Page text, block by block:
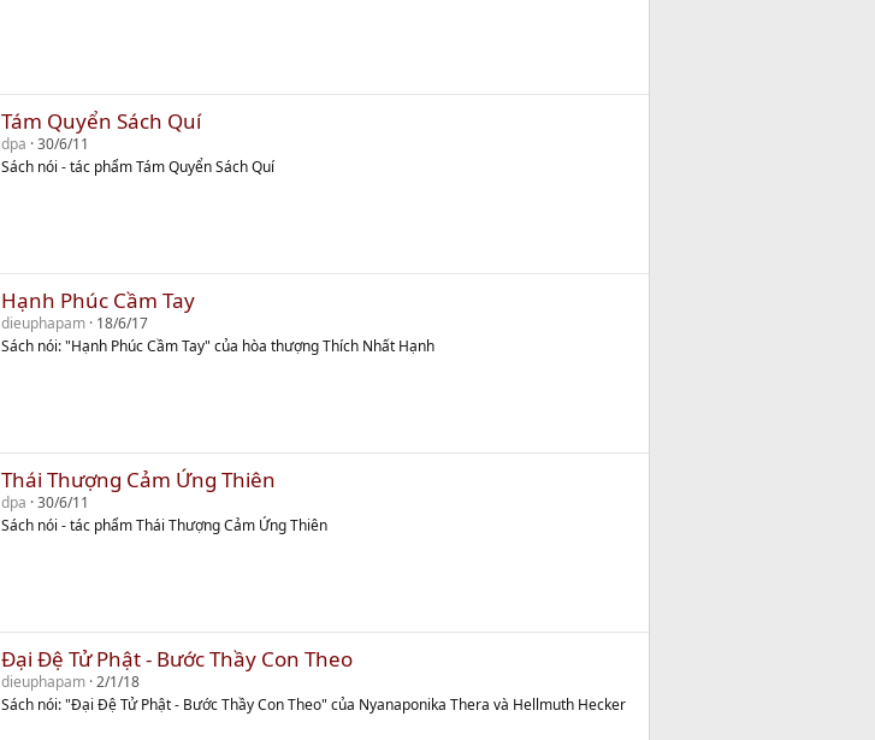
Tám Quyển Sách Quí
dpa 30/6/11
Sách nói - tác phẩm Tám Quyển Sách Quí
Hạnh Phúc Cầm Tay
dieuphapam 18/6/17
Sách nói: "Hạnh Phúc Cầm Tay" của hòa thượng Thích Nhất Hạnh
Thái Thượng Cảm Ứng Thiên
dpa 30/6/11
Sách nói - tác phẩm Thái Thượng Cảm Ứng Thiên
Đại Đệ Tử Phật - Bước Thầy Con Theo
dieuphapam 2/1/18
Sách nói: "Đại Đệ Tử Phật - Bước Thầy Con Theo" của Nyanaponika Thera và Hellmuth Hecker